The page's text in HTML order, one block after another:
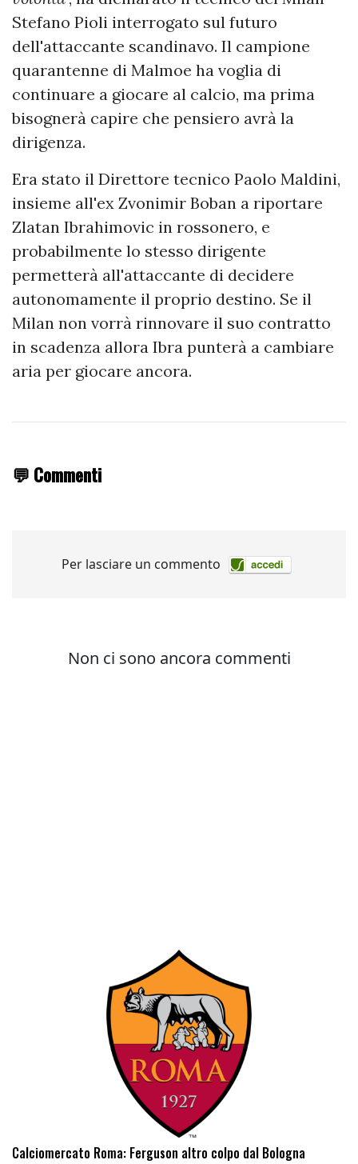
Stefano Pioli interrogato sul futuro
dell'attaccante scandinavo. Il campione
quarantenne di Malmoe ha voglia di
continuare a giocare al calcio, ma prima
bisognerà capire che pensiero avrà la
dirigenza.
Era stato il Direttore tecnico Paolo Maldini,
insieme all'ex Zvonimir Boban a riportare
Zlatan Ibrahimovic in rossonero, e
probabilmente lo stesso dirigente
permetterà all'attaccante di decidere
autonomamente il proprio destino. Se il
Milan non vorrà rinnovare il suo contratto
in scadenza allora Ibra punterà a cambiare
aria per giocare ancora.
💬 Commenti
Calciomercato Roma: Ferguson altro colpo dal Bologna